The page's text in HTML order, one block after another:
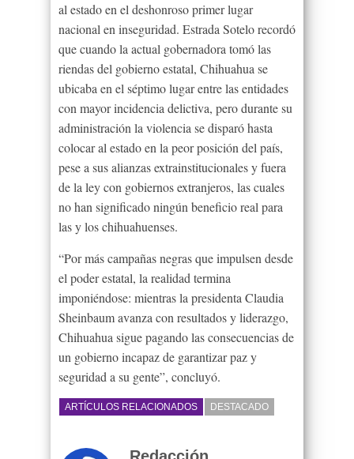
al estado en el deshonroso primer lugar
nacional en inseguridad. Estrada Sotelo recordó
que cuando la actual gobernadora tomó las
riendas del gobierno estatal, Chihuahua se
ubicaba en el séptimo lugar entre las entidades
con mayor incidencia delictiva, pero durante su
administración la violencia se disparó hasta
colocar al estado en la peor posición del país,
pese a sus alianzas extrainstitucionales y fuera
de la ley con gobiernos extranjeros, las cuales
no han significado ningún beneficio real para
las y los chihuahuenses.
“Por más campañas negras que impulsen desde
el poder estatal, la realidad termina
imponiéndose: mientras la presidenta Claudia
Sheinbaum avanza con resultados y liderazgo,
Chihuahua sigue pagando las consecuencias de
un gobierno incapaz de garantizar paz y
seguridad a su gente”, concluyó.
ARTÍCULOS RELACIONADOS DESTACADO